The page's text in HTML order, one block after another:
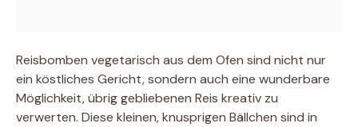
Reisbomben vegetarisch aus dem Ofen sind nicht nur
ein köstliches Gericht, sondern auch eine wunderbare
Möglichkeit, übrig gebliebenen Reis kreativ zu
verwerten. Diese kleinen, knusprigen Bällchen sind in